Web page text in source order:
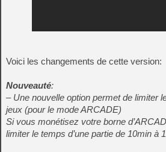
Voici les changements de cette version:
Nouveauté:
– Une nouvelle option permet de limiter
jeux (pour le mode ARCADE)
Si vous monétisez votre borne
limiter le temps d’une partie de 10min à